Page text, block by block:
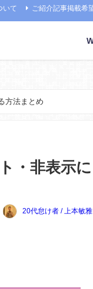
いて ご紹介記事掲載希
方法まとめ
・非表示に
20代怠け者 / 上本敏雅